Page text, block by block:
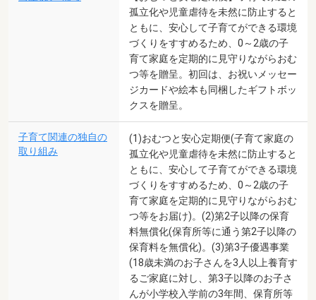
孤立化や児童虐待を未然に防止すると
ともに、安心して子育てができる環境
づくりをすすめるため、0～2歳の子
育て家庭を定期的に見守りながらおむ
つ等を贈呈。初回は、お祝いメッセー
ジカードや絵本も同梱したギフトボッ
クスを贈呈。
子育て関連の独自の
取り組み
(1)おむつと安心定期便(子育て家庭の
孤立化や児童虐待を未然に防止すると
ともに、安心して子育てができる環境
づくりをすすめるため、0～2歳の子
育て家庭を定期的に見守りながらおむ
つ等をお届け)。(2)第2子以降の保育
料無償化(保育所等に通う第2子以降の
保育料を無償化)。(3)第3子優遇事業
(18歳未満のお子さんを3人以上養育す
るご家庭に対し、第3子以降のお子さ
んが小学校入学前の3年間、保育所等